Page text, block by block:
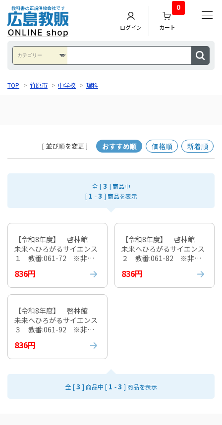
教科書の正規供給会社です
ログイン カート
0
TOP > 竹原市 > 中学校 > 理科
[ 並び順を変更 ] おすすめ順 価格順 新着順
全 [ 3 ] 商品中
[ 1 - 3 ] 商品を表示
【令和8年度】 啓林館
未来へひろがるサイエンス
１ 教番:061-72 ※非課
836円
【令和8年度】 啓林館
未来へひろがるサイエンス
２ 教番:061-82 ※非課
836円
【令和8年度】 啓林館
未来へひろがるサイエンス
３ 教番:061-92 ※非課
836円
全 [ 3 ] 商品中 [ 1 - 3 ] 商品を表示